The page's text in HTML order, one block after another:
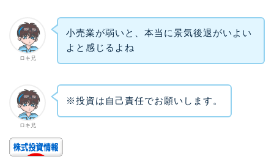
ロキ兄
小売業が弱いと、本当に景気後退がいよい
よと感じるよね
ロキ兄
※投資は自己責任でお願いします。